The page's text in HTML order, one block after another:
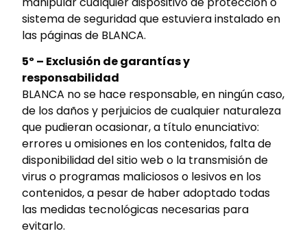
sistema de seguridad que estuviera instalado en
las páginas de BLANCA.
5º – Exclusión de garantías y
responsabilidad
BLANCA no se hace responsable, en ningún caso,
de los daños y perjuicios de cualquier naturaleza
que pudieran ocasionar, a título enunciativo:
errores u omisiones en los contenidos, falta de
disponibilidad del sitio web o la transmisión de
virus o programas maliciosos o lesivos en los
contenidos, a pesar de haber adoptado todas
las medidas tecnológicas necesarias para
evitarlo.